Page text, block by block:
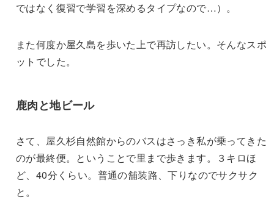
ではなく復習で学習を深めるタイプなので…）。
また何度か屋久島を歩いた上で再訪したい。そんなスポ
ットでした。
鹿肉と地ビール
さて、屋久杉自然館からのバスはさっき私が乗ってきた
のが最終便。ということで里まで歩きます。３キロほ
ど、40分くらい。普通の舗装路、下りなのでサクサク
と。